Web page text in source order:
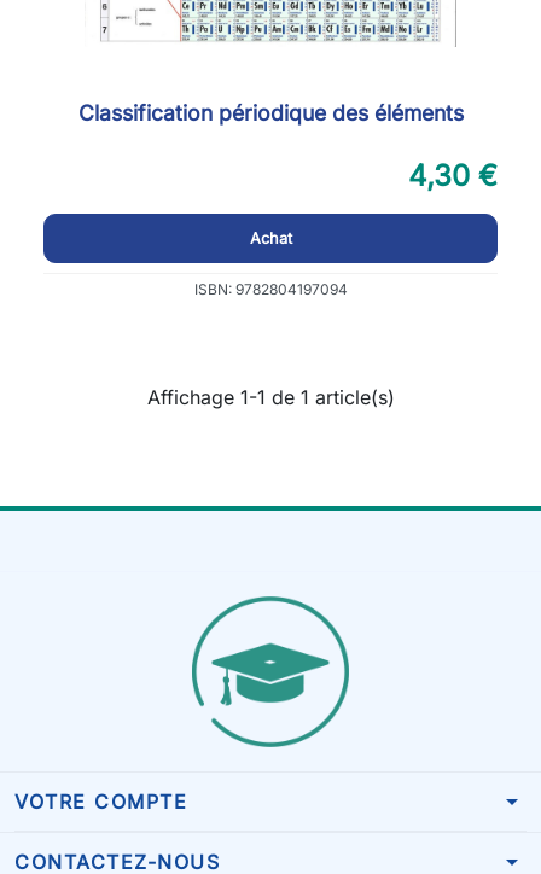
Classification périodique des éléments
4,30 €
Achat
ISBN: 9782804197094
Affichage 1-1 de 1 article(s)
VOTRE COMPTE arrow_drop_down
CONTACTEZ-NOUS arrow_drop_down